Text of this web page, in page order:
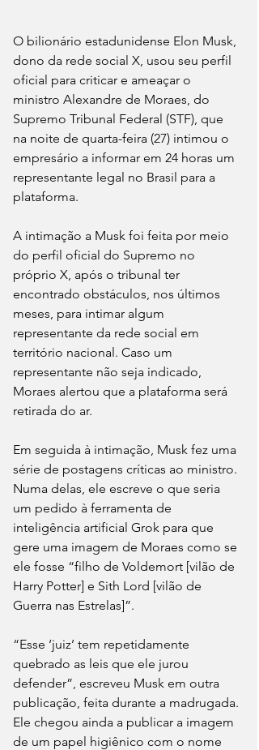
O bilionário estadunidense Elon Musk,
dono da rede social X, usou seu perfil
oficial para criticar e ameaçar o
ministro Alexandre de Moraes, do
Supremo Tribunal Federal (STF), que
na noite de quarta-feira (27) intimou o
empresário a informar em 24 horas um
representante legal no Brasil para a
plataforma.
A intimação a Musk foi feita por meio
do perfil oficial do Supremo no
próprio X, após o tribunal ter
encontrado obstáculos, nos últimos
meses, para intimar algum
representante da rede social em
território nacional. Caso um
representante não seja indicado,
Moraes alertou que a plataforma será
retirada do ar.
Em seguida à intimação, Musk fez uma
série de postagens críticas ao ministro.
Numa delas, ele escreve o que seria
um pedido à ferramenta de
inteligência artificial Grok para que
gere uma imagem de Moraes como se
ele fosse “filho de Voldemort [vilão de
Harry Potter] e Sith Lord [vilão de
Guerra nas Estrelas]”.
“Esse ‘juiz’ tem repetidamente
quebrado as leis que ele jurou
defender”, escreveu Musk em outra
publicação, feita durante a madrugada.
Ele chegou ainda a publicar a imagem
de um papel higiênico com o nome